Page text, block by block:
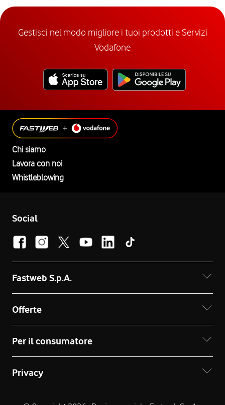
Gestisci nel modo migliore i tuoi prodotti e Servizi
Vodafone
Chi siamo
Lavora con noi
Whistleblowing
Social
Fastweb S.p.A.
Offerte
Per il consumatore
Privacy